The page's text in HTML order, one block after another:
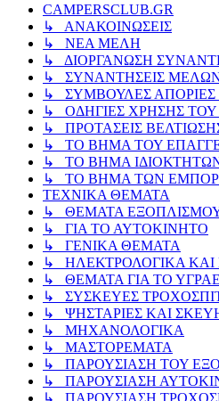
CAMPERSCLUB.GR
↳ ΑΝΑΚΟΙΝΩΣΕΙΣ
↳ ΝΕΑ ΜΕΛΗ
↳ ΔΙΟΡΓΑΝΩΣΗ
↳ ΣΥΝΑΝΤΗΣΕΙΣ ΜΕΛΩΝ
↳ ΣΥΜΒΟΥΛΕΣ ΑΠΟΡΙΕΣ
↳ ΟΔΗΓΙΕΣ ΧΡΗΣΗΣ ΤΟΥ
↳ ΠΡΟΤΑΣΕΙΣ
↳ ΤΟ ΒΗΜΑ ΤΟΥ
↳ ΤΟ ΒΗΜΑ
↳ ΤΟ ΒΗΜΑ ΤΩΝ
ΤΕΧΝΙΚΑ ΘΕΜΑΤΑ
↳ ΘΕΜΑΤΑ
↳ ΓΙΑ ΤΟ ΑΥΤΟΚΙΝΗΤΟ
↳ ΓΕΝΙΚΑ ΘΕΜΑΤΑ
↳ ΗΛΕΚΤΡΟΛΟΓΙΚΑ ΚΑΙ
↳ ΘΕΜΑΤΑ ΓΙΑ ΤΟ
↳ ΣΥΣΚΕΥΕΣ
↳ ΨΗΣΤΑΡΙΕΣ ΚΑΙ
↳ ΜΗΧΑΝΟΛΟΓΙΚΑ
↳ ΜΑΣΤΟΡΕΜΑΤΑ
↳ ΠΑΡΟΥΣΙΑΣΗ ΤΟΥ
↳ ΠΑΡΟΥΣΙΑΣΗ
↳ ΠΑΡΟΥΣΙΑΣΗ